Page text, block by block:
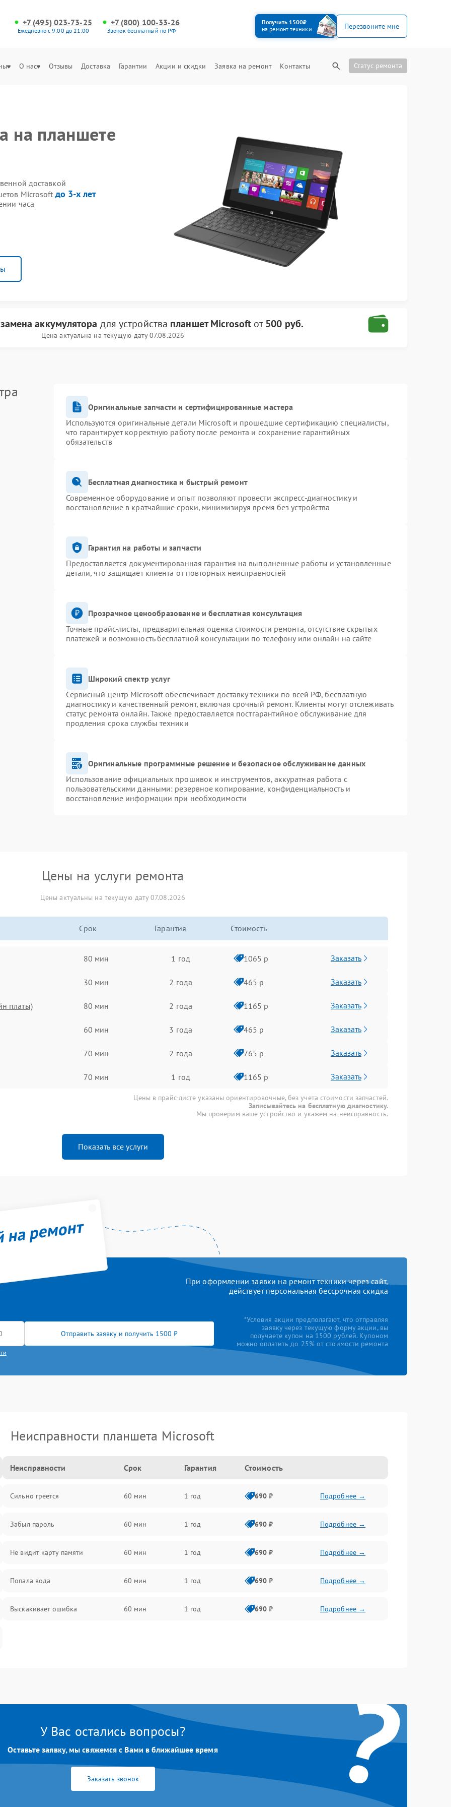
+7 (495) 023-73-25
Ежедневно с 9:00 до 21:00
+7 (800) 100-33-26
Звонок бесплатный по РФ
Получить 1500₽
на ремонт техники
Перезвоните мне
О нас Отзывы Доставка Гарантии Акции и скидки Заявка на ремонт Контакты Статус ремонта
на планшете
доставкой
Microsoft до 3-х лет
часа
замена аккумулятора для устройства планшет Microsoftот500 руб.
Цена актуальна на текущую дату 07.08.2026
Оригинальные запчасти и сертифицированные мастера
Используются оригинальные детали Microsoft и прошедшие сертификацию специалисты,
что гарантирует корректную работу после ремонта и сохранение гарантийных
обязательств
Бесплатная диагностика и быстрый ремонт
Современное оборудование и опыт позволяют провести экспресс-диагностику и
восстановление в кратчайшие сроки, минимизируя время без устройства
Гарантия на работы и запчасти
Предоставляется документированная гарантия на выполненные работы и установленные
детали, что защищает клиента от повторных неисправностей
Прозрачное ценообразование и бесплатная консультация
Точные прайс-листы, предварительная оценка стоимости ремонта, отсутствие скрытых
платежей и возможность бесплатной консультации по телефону или онлайн на сайте
Широкий спектр услуг
Сервисный центр Microsoft обеспечивает доставку техники по всей РФ, бесплатную
диагностику и качественный ремонт, включая срочный ремонт. Клиенты могут отслеживать
статус ремонта онлайн. Также предоставляется постгарантийное обслуживание для
продления срока службы техники
Оригинальные программные решение и безопасное обслуживание данных
Использование официальных прошивок и инструментов, аккуратная работа с
пользовательскими данными: резервное копирование, конфиденциальность и
восстановление информации при необходимости
Цены на услуги ремонта
Цены актуальны на текущую дату 07.08.2026
Срок Гарантия Стоимость
80 мин 1 год 1065 р Заказать
30 мин 2 года 465 р Заказать
платы) 80 мин 2 года 1165 р Заказать
60 мин 3 года 465 р Заказать
70 мин 2 года 765 р Заказать
70 мин 1 год 1165 р Заказать
Цены в прайс-листе указаны ориентировочные, без учета стоимости запчастей.
Записывайтесь на бесплатную диагностику.
Мы проверим ваше устройство и укажем на неисправность.
Показать все услуги
ремонт
При оформлении заявки на ремонт техники через сайт,
действует персональная бессрочная скидка
Отправить заявку и получить 1500 ₽
*Условия акции предполагают, что отправляя
заявку через текущую форму акции, вы
получаете купон на 1500 рублей. Купоном
можно оплатить до 25% от стоимости ремонта
Неисправности планшета Microsoft
Неисправности Срок Гарантия Стоимость
Сильно греется 60 мин 1 год 690 ₽ Подробнее →
Забыл пароль 60 мин 1 год 690 ₽ Подробнее →
Не видит карту памяти 60 мин 1 год 690 ₽ Подробнее →
Попала вода 60 мин 1 год 690 ₽ Подробнее →
Выскакивает ошибка 60 мин 1 год 690 ₽ Подробнее →
?
У Вас остались вопросы?
Оставьте заявку, мы свяжемся с Вами в ближайшее время
Заказать звонок